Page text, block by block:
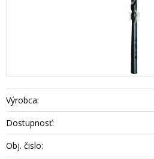
Výrobca:
Dostupnosť:
Obj. čislo: